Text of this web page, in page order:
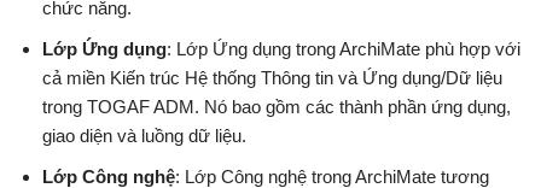
chức năng.
Lớp Ứng dụng: Lớp Ứng dụng trong ArchiMate phù hợp với
cả miền Kiến trúc Hệ thống Thông tin và Ứng dụng/Dữ liệu
trong TOGAF ADM. Nó bao gồm các thành phần ứng dụng,
giao diện và luồng dữ liệu.
Lớp Công nghệ: Lớp Công nghệ trong ArchiMate tương